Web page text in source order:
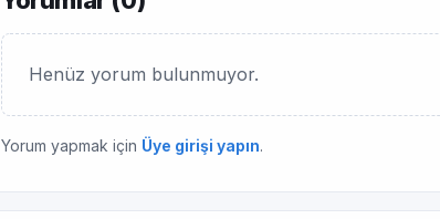
Henüz yorum bulunmuyor.
Yorum yapmak için Üye girişi yapın.